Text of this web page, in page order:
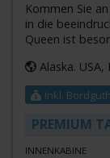
Kommen Sie
in die
Queen ist
Alaska. USA,
Inkl.
PREMIUM
INNENKABINE